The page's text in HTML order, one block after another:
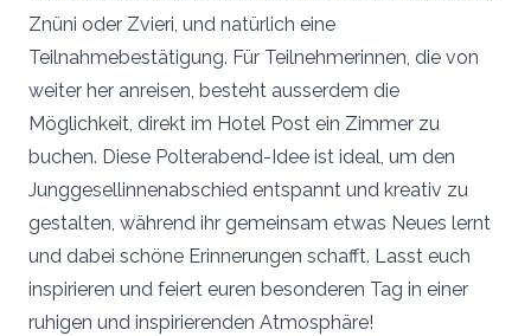
Znüni oder Zvieri, und natürlich eine
Teilnahmebestätigung. Für Teilnehmerinnen, die von
weiter her anreisen, besteht ausserdem die
Möglichkeit, direkt im Hotel Post ein Zimmer zu
buchen. Diese Polterabend-Idee ist ideal, um den
Junggesellinnenabschied entspannt und kreativ zu
gestalten, während ihr gemeinsam etwas Neues lernt
und dabei schöne Erinnerungen schafft. Lasst euch
inspirieren und feiert euren besonderen Tag in einer
ruhigen und inspirierenden Atmosphäre!